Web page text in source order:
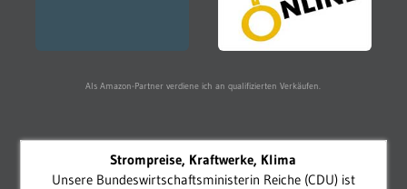
Als Amazon-Partner verdiene ich an qualifizierten Verkäufen.
Strompreise, Kraftwerke, Klima
Unsere Bundeswirtschaftsministerin Reiche (CDU) ist